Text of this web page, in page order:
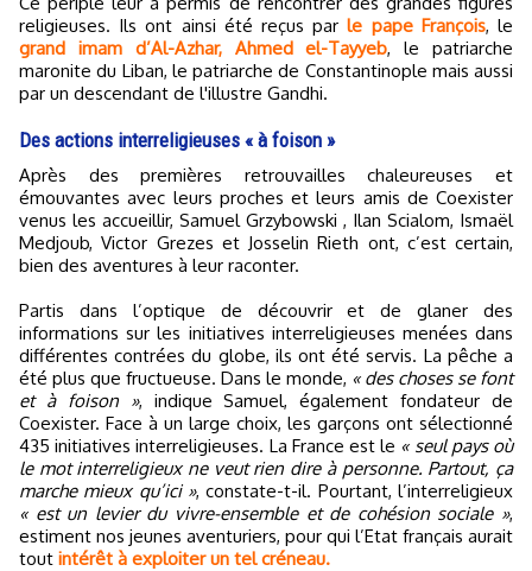
religieuses. Ils ont ainsi été reçus parle pape François, le
grand imam d’Al-Azhar, Ahmed el-Tayyeb, le patriarche
maronite du Liban, le patriarche de Constantinople mais aussi
par un descendant de l'illustre Gandhi.
Des actions interreligieuses « à foison »
Après des premières retrouvailles chaleureuses et
émouvantes avec leurs proches et leurs amis de Coexister
venus les accueillir, Samuel Grzybowski , Ilan Scialom, Ismaël
Medjoub, Victor Grezes et Josselin Rieth ont, c’est certain,
bien des aventures à leur raconter.
Partis dans l’optique de découvrir et de glaner des
informations sur les initiatives interreligieuses menées dans
différentes contrées du globe, ils ont été servis. La pêche a
été plus que fructueuse. Dans le monde, « des choses se font
et à foison », indique Samuel, également fondateur de
Coexister. Face à un large choix, les garçons ont sélectionné
435 initiatives interreligieuses. La France est le « seul pays où
le mot interreligieux ne veut rien dire à personne. Partout, ça
marche mieux qu’ici », constate-t-il. Pourtant, l’interreligieux
« est un levier du vivre-ensemble et de cohésion sociale »,
estiment nos jeunes aventuriers, pour qui l’Etat français aurait
tout intérêt à exploiter un tel créneau.